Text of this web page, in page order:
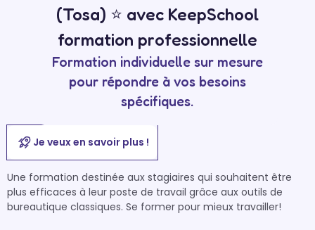
(Tosa) ⭐ avec KeepSchool
formation professionnelle
Formation individuelle sur mesure
pour répondre à vos besoins
spécifiques.
Je veux en savoir plus !
Une formation destinée aux stagiaires qui souhaitent être
plus efficaces à leur poste de travail grâce aux outils de
bureautique classiques. Se former pour mieux travailler!